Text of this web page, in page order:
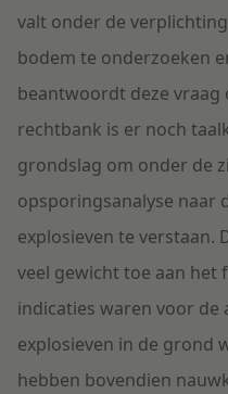
valt onder de
bodem te onderzoeken
beantwoordt deze vraag
rechtbank is er noch
grondslag om onder de
opsporingsanalyse naar
explosieven te verstaan.
veel gewicht toe aan
indicaties waren voor de
explosieven in de grond
hebben bovendien